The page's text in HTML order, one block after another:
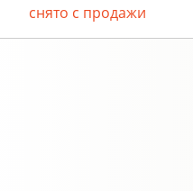
снято с продажи